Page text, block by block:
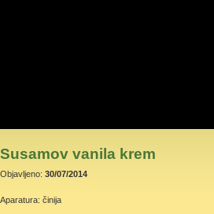
Susamov vanila krem
Objavljeno: 30/07/2014
Aparatura: činija